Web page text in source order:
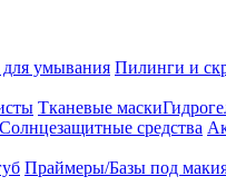
умывания Пилинги и
Тканевые маски
Солнцезащитные средства
Праймеры/Базы под